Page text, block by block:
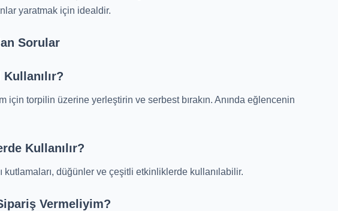
yaratmak için idealdir.
Sorular
için torpilin üzerine yerleştirin ve serbest bırakın. Anında eğlencenin
Kullanılır?
kutlamaları, düğünler ve çeşitli etkinliklerde kullanılabilir.
Vermeliyim?